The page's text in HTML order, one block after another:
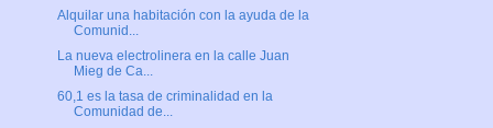
Alquilar una habitación con la ayuda de la
Comunid...
La nueva electrolinera en la calle Juan
Mieg de Ca...
60,1 es la tasa de criminalidad en la
Comunidad de...